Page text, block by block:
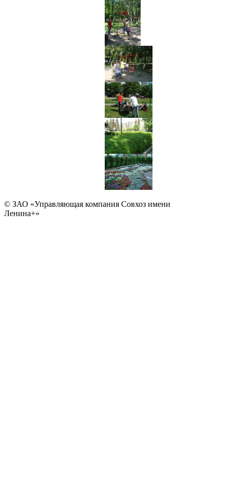
© ЗАО «Управляющая компания Совхоз имени
Ленина+»